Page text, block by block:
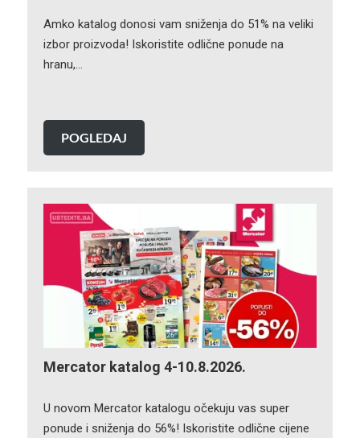
Amko katalog donosi vam sniženja do 51% na veliki
izbor proizvoda! Iskoristite odlične ponude na
hranu,…
POGLEDAJ
Mercator katalog 4-10.8.2026.
U novom Mercator katalogu očekuju vas super
ponude i sniženja do 56%! Iskoristite odlične cijene